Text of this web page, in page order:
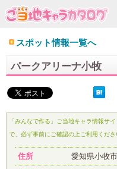
スポット情報一覧へ
パークアリーナ小牧
「みんなで作る」ご当地キャラ情報サ
で、必ず事前にご確認の上ご利用くださ
住所
愛知県小牧